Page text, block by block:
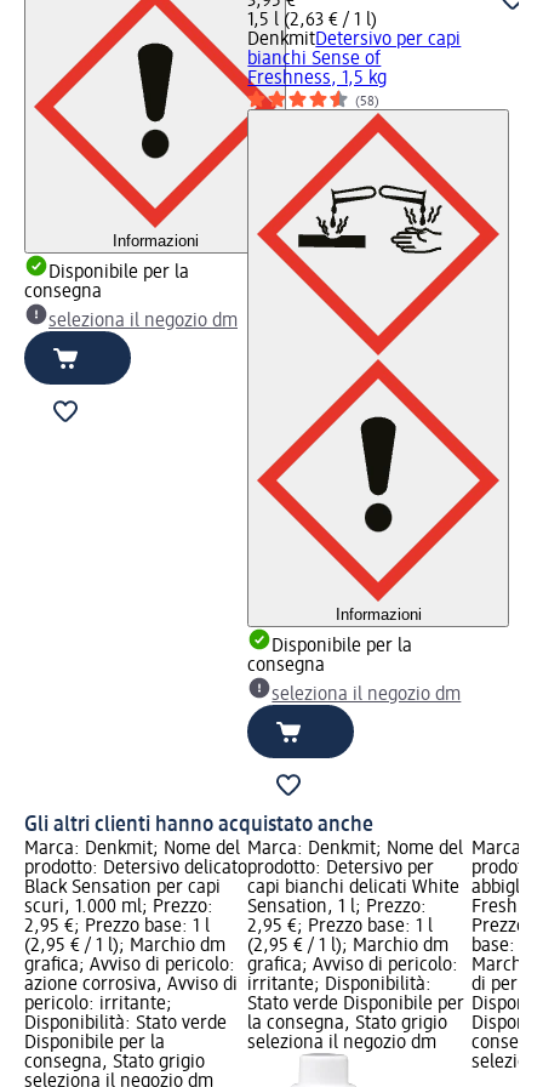
Informazioni
Disponibile per la
consegna
seleziona il negozio dm
1,5 l (2,63 € / 1 l)
DenkmitDetersivo per capi
bianchi Sense of
Freshness, 1,5 kg
(58)
Informazioni
Disponibile per la
consegna
seleziona il negozio dm
Gli altri clienti hanno acquistato anche
Marca: Denkmit; Nome del
prodotto: Detersivo delicato
Black Sensation per capi
scuri, 1.000 ml; Prezzo:
2,95 €; Prezzo base: 1 l
(2,95 € / 1 l); Marchio dm
grafica; Avviso di pericolo:
azione corrosiva, Avviso di
pericolo: irritante;
Disponibilità: Stato verde
Disponibile per la
consegna, Stato grigio
seleziona il negozio dm
Marca: Denkmit; Nome del
prodotto: Detersivo per
capi bianchi delicati White
Sensation, 1 l; Prezzo:
2,95 €; Prezzo base: 1 l
(2,95 € / 1 l); Marchio dm
grafica; Avviso di pericolo:
irritante; Disponibilità:
Stato verde Disponibile per
la consegna, Stato grigio
seleziona il negozio dm
Marca:
Fresh
Prezzo:
base:
Marchio
di